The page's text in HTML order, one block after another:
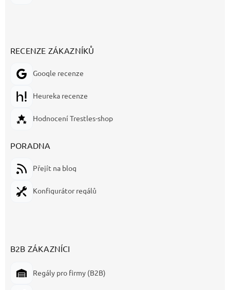
RECENZE ZÁKAZNÍKŮ
Google recenze
Heureka recenze
Hodnocení Trestles-shop
PORADNA
Přejít na blog
Konfigurátor regálů
B2B ZÁKAZNÍCI
Regály pro firmy (B2B)